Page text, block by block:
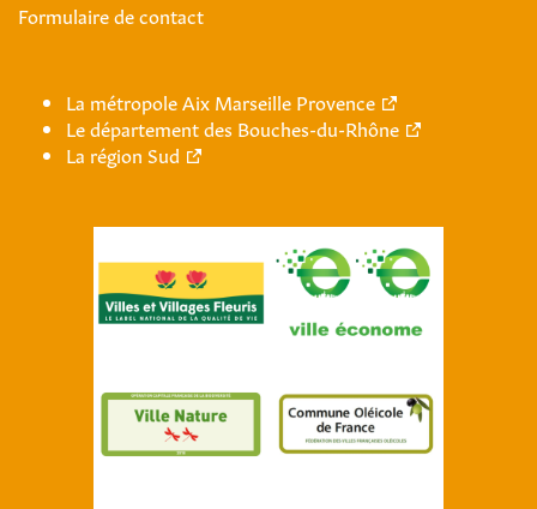
Formulaire de contact
La métropole Aix Marseille Provence
Le département des Bouches-du-Rhône
La région Sud